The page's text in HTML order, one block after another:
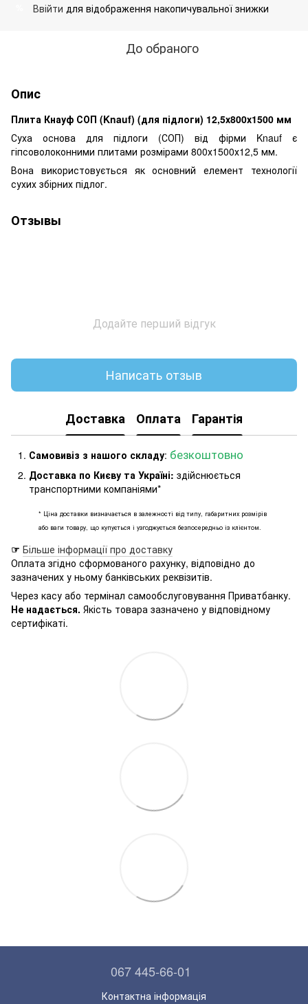
Ввійти для відображення накопичувальної знижки
До обраного
Опис
Плита Кнауф СОП (Knauf) (для підлоги) 12,5х800х1500 мм
Суха основа для підлоги (СОП) від фірми Knauf є
гіпсоволоконними плитами розмірами 800х1500х12,5 мм.
Вона використовується як основний елемент технології
сухих збірних підлог.
Отзывы
Додайте перший відгук
Написать отзыв
Доставка Оплата Гарантія
Самовивіз з нашого складу: безкоштовно
Доставка по Києву та Україні: здійснюється
транспортними компаніями*
* Ціна доставки визначається в залежності від типу, габаритних розмірів
або ваги товару, що купується і узгоджується безпосередньо із клієнтом.
☞ Більше інформації про доставку
Оплата згідно сформованого рахунку, відповідно до
зазначених у ньому банківських реквізитів.
Через касу або термінал самообслуговування Приватбанку.
Не надається. Якість товара зазначено у відповідному
сертифікаті.
067 445-66-01
Контактна інформація